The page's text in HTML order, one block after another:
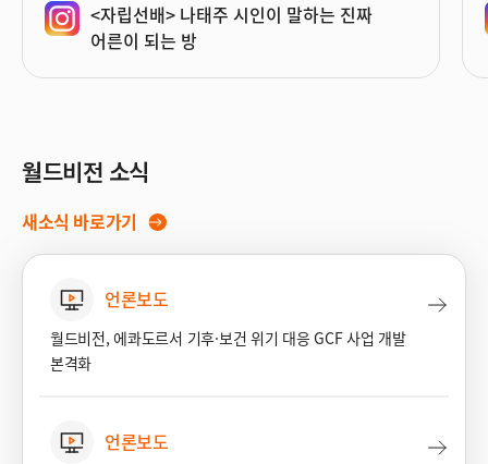
<자립선배> 나태주 시인이 말하는 진짜
어른이 되는 방
월드비전 소식
새소식 바로가기
언론보도
월드비전, 에콰도르서 기후·보건 위기 대응 GCF 사업 개발
본격화
언론보도